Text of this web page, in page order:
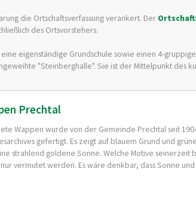
die Ortschaftsverfassung verankert. Der
des Ortsvorstehers.
eigenständige Grundschule sowie einen 4-
"Steinberghalle". Sie ist der Mittelpunkt des
Prechtal
Wappen wurde von der Gemeinde Prechtal seit
gefertigt. Es zeigt auf blauem Grund und
strahlend goldene Sonne. Welche Motive seinerzeit
vermutet werden. Es wäre denkbar, dass Sonne